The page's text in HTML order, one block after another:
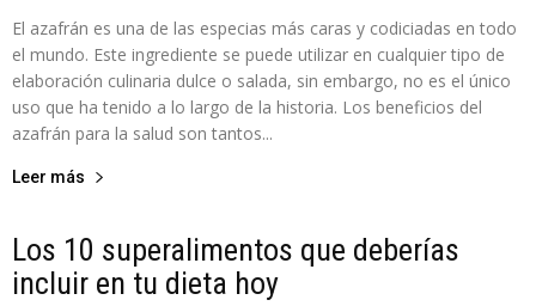
El azafrán es una de las especias más caras y codiciadas en todo
el mundo. Este ingrediente se puede utilizar en cualquier tipo de
elaboración culinaria dulce o salada, sin embargo, no es el único
uso que ha tenido a lo largo de la historia. Los beneficios del
azafrán para la salud son tantos...
Leer más
Los 10 superalimentos que deberías
incluir en tu dieta hoy